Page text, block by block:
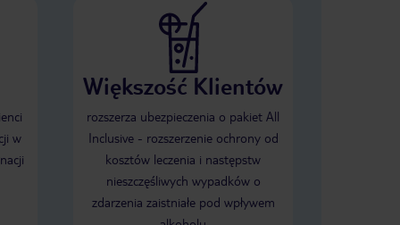
w
w
ponownie,
w
Również
w
Większość Klientów
rozszerza ubezpieczenia o pakiet All
Inclusive - rozszerzenie ochrony od
kosztów leczenia i następstw
nieszczęśliwych wypadków o
zdarzenia zaistniałe pod wpływem